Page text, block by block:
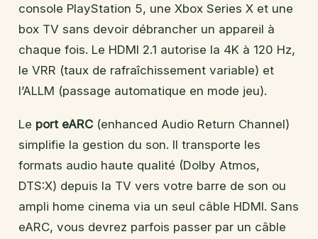
console PlayStation 5, une Xbox Series X et une
box TV sans devoir débrancher un appareil à
chaque fois. Le HDMI 2.1 autorise la 4K à 120 Hz,
le VRR (taux de rafraîchissement variable) et
l’ALLM (passage automatique en mode jeu).
Le port eARC (enhanced Audio Return Channel)
simplifie la gestion du son. Il transporte les
formats audio haute qualité (Dolby Atmos,
DTS:X) depuis la TV vers votre barre de son ou
ampli home cinema via un seul câble HDMI. Sans
eARC, vous devrez parfois passer par un câble